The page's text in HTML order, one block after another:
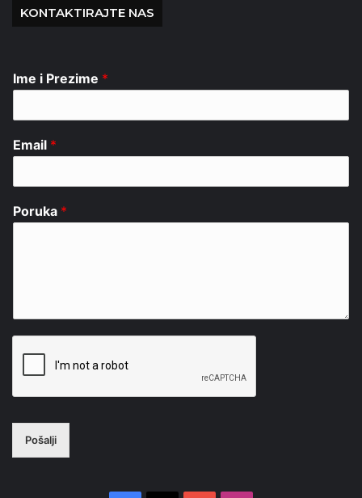
KONTAKTIRAJTE NAS
Ime i Prezime *
Email *
Poruka *
Pošalji